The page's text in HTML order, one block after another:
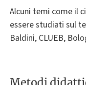
Alcuni temi come il
essere studiati sul
Baldini, CLUEB,